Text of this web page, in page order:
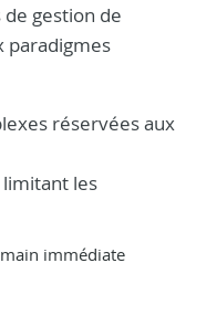
gestion de
paradigmes
réservées aux
les
immédiate